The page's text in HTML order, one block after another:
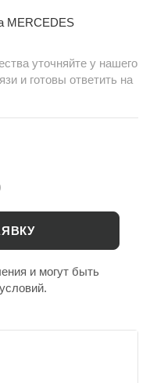
для оптовых закупок
MERCEDES
уточняйте у нашего
и готовы ответить на
и могут быть